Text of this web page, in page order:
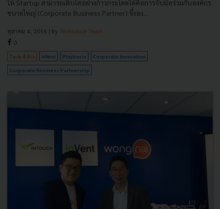
ให้ Startup สามารถเติบโตอย่างก้าวกระโดดได้คือการจับมือร่วมกับองค์กร
ขนาดใหญ่ (Corporate Business Partner) ซึ่งอง...
ตุลาคม 4, 2016 | By Techsauce Team
0
Tech & Biz InVent Playbasis Corporate Innvoation
Corporate Business Partnership